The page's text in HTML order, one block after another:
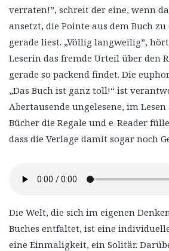
verraten!”, schreit der eine, wenn
ansetzt, die Pointe aus dem Buch
gerade liest. „Völlig langweilig”,
Leserin das fremde Urteil über den
gerade so packend findet. Die
„Das Buch ist ganz toll!“ ist
Abertausende ungelesene, im Lesen
Bücher die Regale und e-Reader
dass die Verlage damit sogar noch
Die Welt, die sich im eigenen
Buches entfaltet, ist eine
eine Einmaligkeit, ein Solitär.